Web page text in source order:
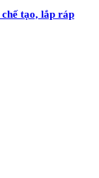
tạo, lắp ráp